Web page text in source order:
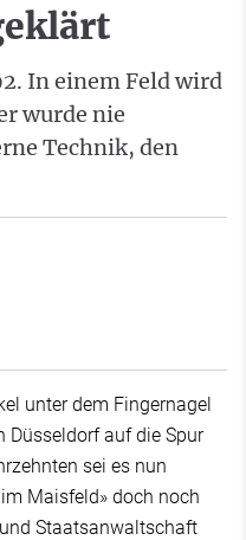
In einem Feld wird
wurde nie
Technik, den
unter dem Fingernagel
Düsseldorf auf die Spur
sei es nun
Maisfeld» doch noch
Staatsanwaltschaft